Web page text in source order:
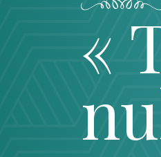
«